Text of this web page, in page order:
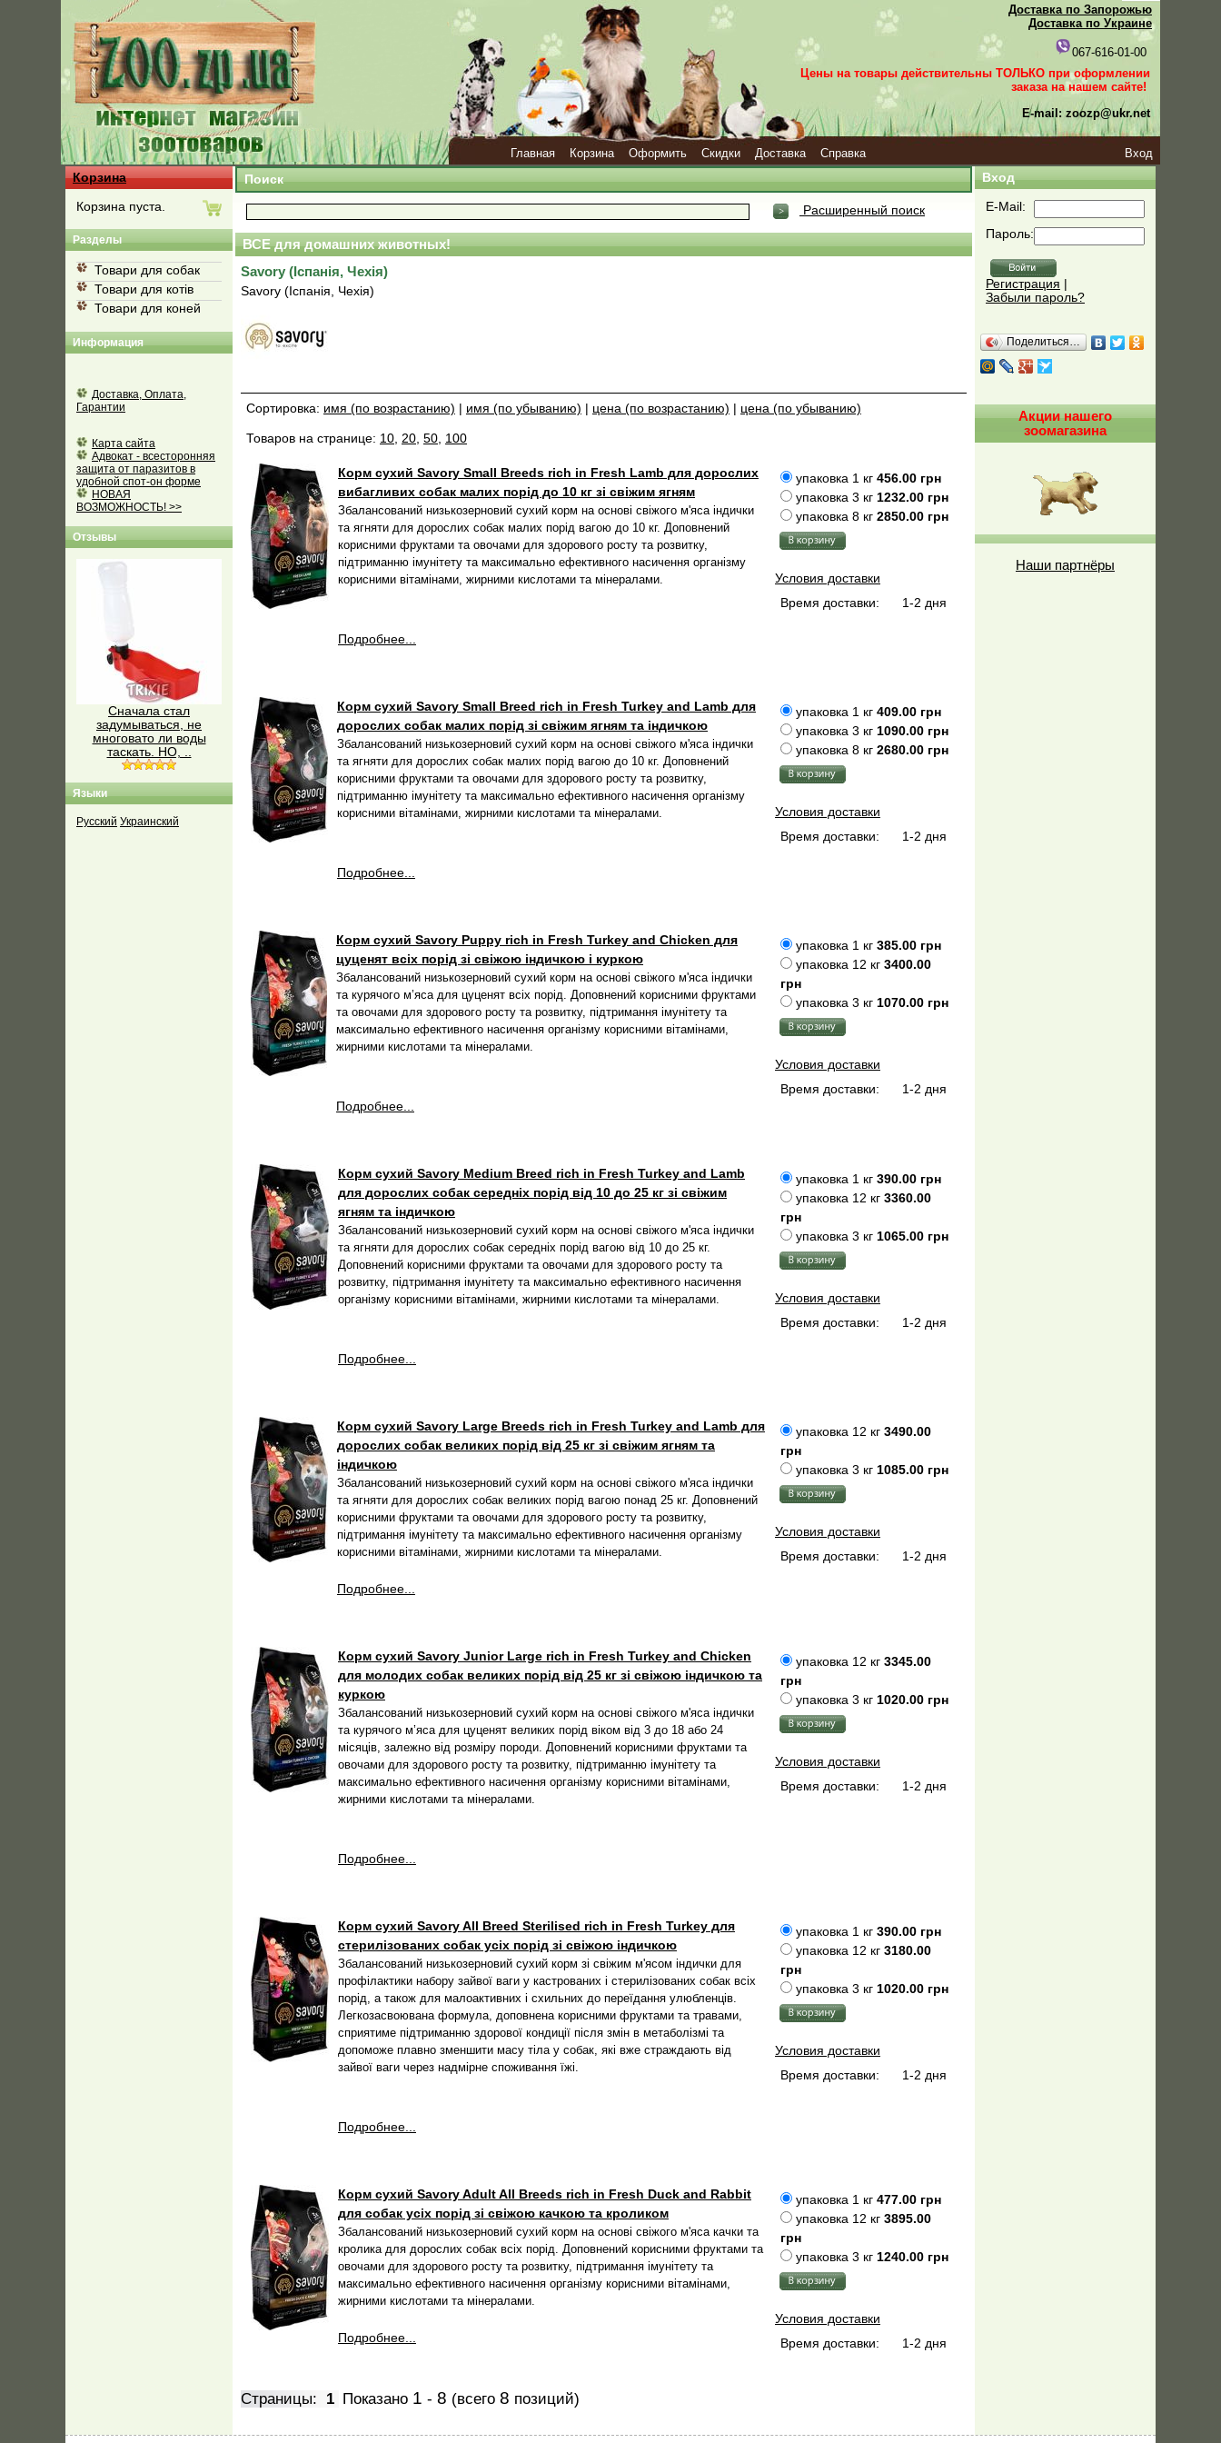
Доставка по Запорожью
Доставка по Украине
067-616-01-00
Цены на товары действительны ТОЛЬКО при оформлении
заказа на нашем сайте!
E-mail: zoozp@ukr.net
Главная Корзина Оформить Скидки Доставка Справка
Вход
Корзина
Корзина пуста.
Разделы
Товари для собак
Товари для котів
Товари для коней
Информация
Доставка, Оплата,
Гарантии
Карта сайта
Адвокат - всесторонняя
защита от паразитов в
удобной спот-он форме
НОВАЯ
ВОЗМОЖНОСТЬ! >>
Отзывы
Сначала стал
задумываться, не
многовато ли воды
таскать. НО, ..
Языки
Русский Украинский
Поиск
Расширенный поиск
ВСЕ для домашних животных!
Savory (Іспанія, Чехія)
Savory (Іспанія, Чехія)
Сортировка: имя (по возрастанию) | имя (по убыванию) | цена (по возрастанию) | цена (по убыванию)
Товаров на странице: 10 20 50 100
Корм сухий Savory Small Breeds rich in Fresh Lamb для дорослих
вибагливих собак малих порід до 10 кг зі свіжим ягням
Збалансований низькозерновий сухий корм на основі свіжого м'яса індички
та ягняти для дорослих собак малих порід вагою до 10 кг. Доповнений
корисними фруктами та овочами для здорового росту та розвитку,
підтриманню імунітету та максимально ефективного насичення організму
корисними вітамінами, жирними кислотами та мінералами.
Подробнее...
упаковка 1 кг 456.00 грн
упаковка 3 кг 1232.00 грн
упаковка 8 кг 2850.00 грн
Условия доставки
Время доставки:
1-2 дня
Корм сухий Savory Small Breed rich in Fresh Turkey and Lamb для
дорослих собак малих порід зі свіжим ягням та індичкою
Збалансований низькозерновий сухий корм на основі свіжого м'яса індички
та ягняти для дорослих собак малих порід вагою до 10 кг. Доповнений
корисними фруктами та овочами для здорового росту та розвитку,
підтриманню імунітету та максимально ефективного насичення організму
корисними вітамінами, жирними кислотами та мінералами.
Подробнее...
упаковка 1 кг 409.00 грн
упаковка 3 кг 1090.00 грн
упаковка 8 кг 2680.00 грн
Условия доставки
Время доставки:
1-2 дня
Корм сухий Savory Puppy rich in Fresh Turkey and Chicken для
цуценят всіх порід зі свіжою індичкою і куркою
Збалансований низькозерновий сухий корм на основі свіжого м'яса індички
та курячого м’яса для цуценят всіх порід. Доповнений корисними фруктами
та овочами для здорового росту та розвитку, підтримання імунітету та
максимально ефективного насичення організму корисними вітамінами,
жирними кислотами та мінералами.
Подробнее...
упаковка 1 кг 385.00 грн
упаковка 12 кг 3400.00
грн
упаковка 3 кг 1070.00 грн
Условия доставки
Время доставки:
1-2 дня
Корм сухий Savory Medium Breed rich in Fresh Turkey and Lamb
для дорослих собак середніх порід від 10 до 25 кг зі свіжим
ягням та індичкою
Збалансований низькозерновий сухий корм на основі свіжого м'яса індички
та ягняти для дорослих собак середніх порід вагою від 10 до 25 кг.
Доповнений корисними фруктами та овочами для здорового росту та
розвитку, підтримання імунітету та максимально ефективного насичення
організму корисними вітамінами, жирними кислотами та мінералами.
Подробнее...
упаковка 1 кг 390.00 грн
упаковка 12 кг 3360.00
грн
упаковка 3 кг 1065.00 грн
Условия доставки
Время доставки:
1-2 дня
Корм сухий Savory Large Breeds rich in Fresh Turkey and Lamb для
дорослих собак великих порід від 25 кг зі свіжим ягням та
індичкою
Збалансований низькозерновий сухий корм на основі свіжого м'яса індички
та ягняти для дорослих собак великих порід вагою понад 25 кг. Доповнений
корисними фруктами та овочами для здорового росту та розвитку,
підтримання імунітету та максимально ефективного насичення організму
корисними вітамінами, жирними кислотами та мінералами.
Подробнее...
упаковка 12 кг 3490.00
грн
упаковка 3 кг 1085.00 грн
Условия доставки
Время доставки:
1-2 дня
Корм сухий Savory Junior Large rich in Fresh Turkey and Chicken
для молодих собак великих порід від 25 кг зі свіжою індичкою та
куркою
Збалансований низькозерновий сухий корм на основі свіжого м'яса індички
та курячого м’яса для цуценят великих порід віком від 3 до 18 або 24
місяців, залежно від розміру породи. Доповнений корисними фруктами та
овочами для здорового росту та розвитку, підтриманню імунітету та
максимально ефективного насичення організму корисними вітамінами,
жирними кислотами та мінералами.
Подробнее...
упаковка 12 кг 3345.00
грн
упаковка 3 кг 1020.00 грн
Условия доставки
Время доставки:
1-2 дня
Корм сухий Savory All Breed Sterilised rich in Fresh Turkey для
стерилізованих собак усіх порід зі свіжою індичкою
Збалансований низькозерновий сухий корм зі свіжим м'ясом індички для
профілактики набору зайвої ваги у кастрованих і стерилізованих собак всіх
порід, а також для малоактивних і схильних до переїдання улюбленців.
Легкозасвоювана формула, доповнена корисними фруктами та травами,
сприятиме підтриманню здорової кондиції після змін в метаболізмі та
допоможе плавно зменшити масу тіла у собак, які вже страждають від
зайвої ваги через надмірне споживання їжі.
Подробнее...
упаковка 1 кг 390.00 грн
упаковка 12 кг 3180.00
грн
упаковка 3 кг 1020.00 грн
Условия доставки
Время доставки:
1-2 дня
Корм сухий Savory Adult All Breeds rich in Fresh Duck and Rabbit
для собак усіх порід зі свіжою качкою та кроликом
Збалансований низькозерновий сухий корм на основі свіжого м'яса качки та
кролика для дорослих собак всіх порід. Доповнений корисними фруктами та
овочами для здорового росту та розвитку, підтримання імунітету та
максимально ефективного насичення організму корисними вітамінами,
жирними кислотами та мінералами.
Подробнее...
упаковка 1 кг 477.00 грн
упаковка 12 кг 3895.00
грн
упаковка 3 кг 1240.00 грн
Условия доставки
Время доставки:
1-2 дня
Страницы: 1 Показано 1 - 8 (всего 8 позиций)
Вход
E-Mail:
Пароль:
Регистрация
Забыли пароль?
Поделиться…
Акции нашего
зоомагазина
Наши партнёры